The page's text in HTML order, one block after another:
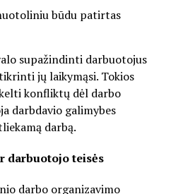
būdu patirtas
supažindinti darbuotojus
jų laikymąsi. Tokios
konfliktų dėl darbo
darbdavio galimybes
darbą.
darbuotojo teisės
darbo organizavimo